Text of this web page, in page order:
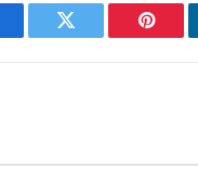
Twitter